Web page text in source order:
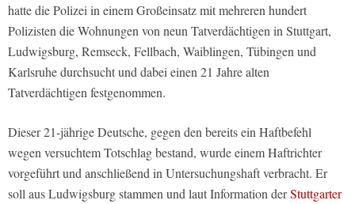
hatte die Polizei in einem Großeinsatz mit mehreren hundert
Polizisten die Wohnungen von neun Tatverdächtigen in Stuttgart,
Ludwigsburg, Remseck, Fellbach, Waiblingen, Tübingen und
Karlsruhe durchsucht und dabei einen 21 Jahre alten
Tatverdächtigen festgenommen.
Dieser 21-jährige Deutsche, gegen den bereits ein Haftbefehl
wegen versuchtem Totschlag bestand, wurde einem Haftrichter
vorgeführt und anschließend in Untersuchungshaft verbracht. Er
soll aus Ludwigsburg stammen und laut Information derStuttgarter